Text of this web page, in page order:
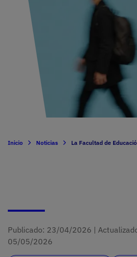
Inicio Noticias La Facultad de
Publicado: 23/04/2026 |
05/05/2026